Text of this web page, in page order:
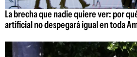
La brecha que nadie quiere ver: por
artificial no despegará igual en toda